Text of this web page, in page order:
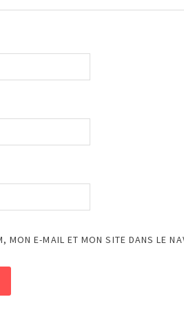
MON E-MAIL ET MON SITE DANS LE